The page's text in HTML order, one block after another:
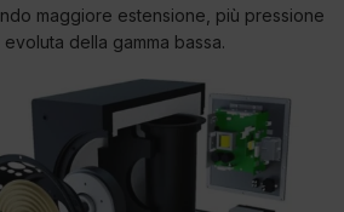
maggiore estensione, più pressione
della gamma bassa.